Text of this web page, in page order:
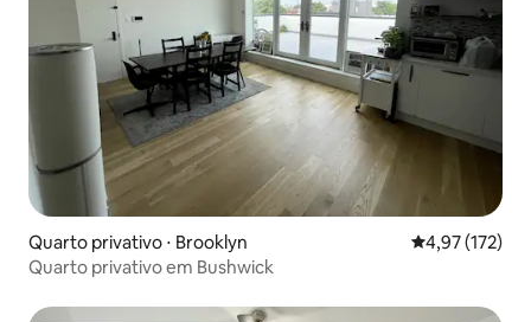
Quarto privativo ⋅ Brooklyn 4,97 de uma
4,97 (172)
Quarto privativo em Bushwick